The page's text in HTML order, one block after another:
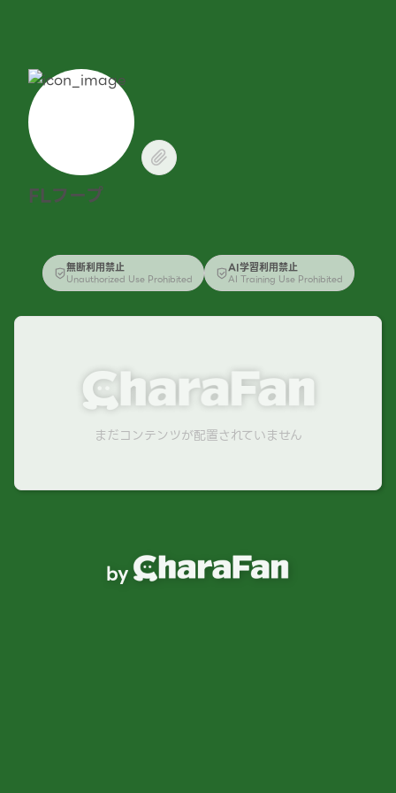
FLフープ
無断利用禁止
Unauthorized Use Prohibited
AI学習利用禁止
AI Training Use Prohibited
まだコンテンツが配置されていません
by